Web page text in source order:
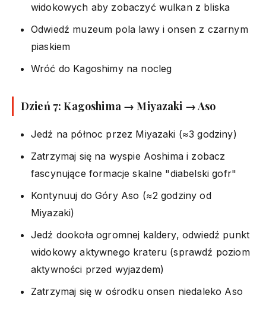
widokowych aby zobaczyć wulkan z bliska
Odwiedź muzeum pola lawy i onsen z czarnym
piaskiem
Wróć do Kagoshimy na nocleg
Dzień 7: Kagoshima → Miyazaki → Aso
Jedź na północ przez Miyazaki (≈3 godziny)
Zatrzymaj się na wyspie Aoshima i zobacz
fascynujące formacje skalne "diabelski gofr"
Kontynuuj do Góry Aso (≈2 godziny od
Miyazaki)
Jedź dookoła ogromnej kaldery, odwiedź punkt
widokowy aktywnego krateru (sprawdź poziom
aktywności przed wyjazdem)
Zatrzymaj się w ośrodku onsen niedaleko Aso